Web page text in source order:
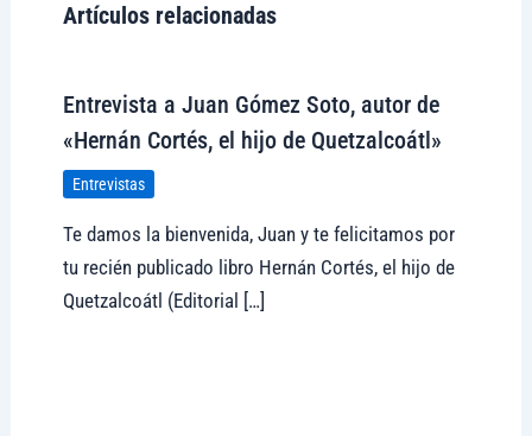
Artículos relacionadas
Entrevista a Juan Gómez Soto, autor de
«Hernán Cortés, el hijo de Quetzalcoátl»
Entrevistas
Te damos la bienvenida, Juan y te felicitamos por
tu recién publicado libro Hernán Cortés, el hijo de
Quetzalcoátl (Editorial […]